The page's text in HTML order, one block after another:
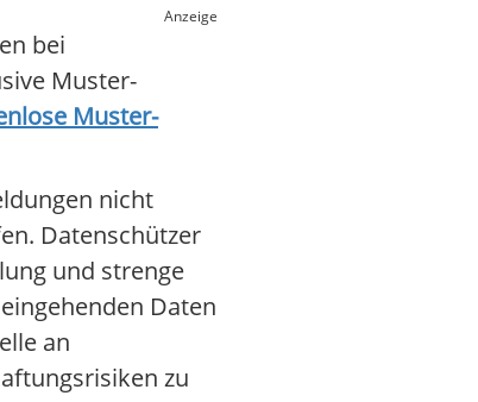
Anzeige
bei
Muster-
Muster-
nicht
Datenschützer
und strenge
Daten
an
zu